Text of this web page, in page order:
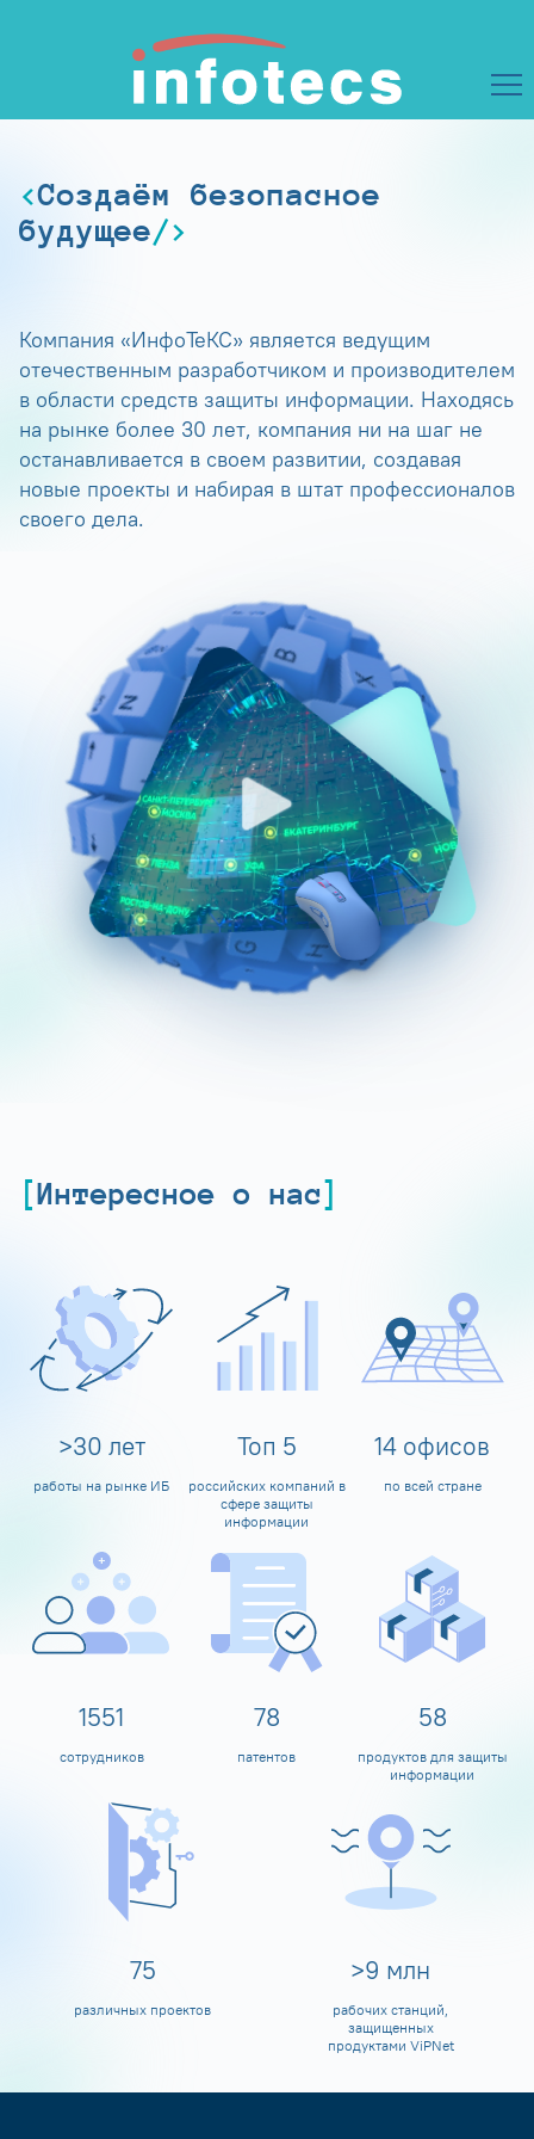
Создаём безопасное
будущее
Компания «ИнфоТеКС» является ведущим
отечественным разработчиком и производителем
в области средств защиты информации. Находясь
на рынке более 30 лет, компания ни на шаг не
останавливается в своем развитии, создавая
новые проекты и набирая в штат профессионалов
своего дела.
Интересное о нас
>30 лет
работы на рынке ИБ
Топ 5
российских компаний в
сфере защиты
информации
14 офисов
по всей стране
1600
сотрудников
80
патентов
60
продуктов для защиты
информации
80
различных проектов
>10 млн
рабочих станций,
защищенных
продуктами ViPNet